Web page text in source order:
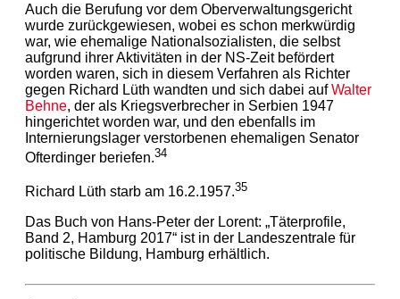
Auch die Berufung vor dem Oberverwaltungsgericht
wurde zurückgewiesen, wobei es schon merkwürdig
war, wie ehemalige Nationalsozialisten, die selbst
aufgrund ihrer Aktivitäten in der NS-Zeit befördert
worden waren, sich in diesem Verfahren als Richter
gegen Richard Lüth wandten und sich dabei aufWalter
Behne, der als Kriegsverbrecher in Serbien 1947
hingerichtet worden war, und den ebenfalls im
Internierungslager verstorbenen ehemaligen Senator
Ofterdinger beriefen.34
Richard Lüth starb am 16.2.1957.35
Das Buch von Hans-Peter der Lorent: „Täterprofile,
Band 2, Hamburg 2017“ ist in der Landeszentrale für
politische Bildung, Hamburg erhältlich.